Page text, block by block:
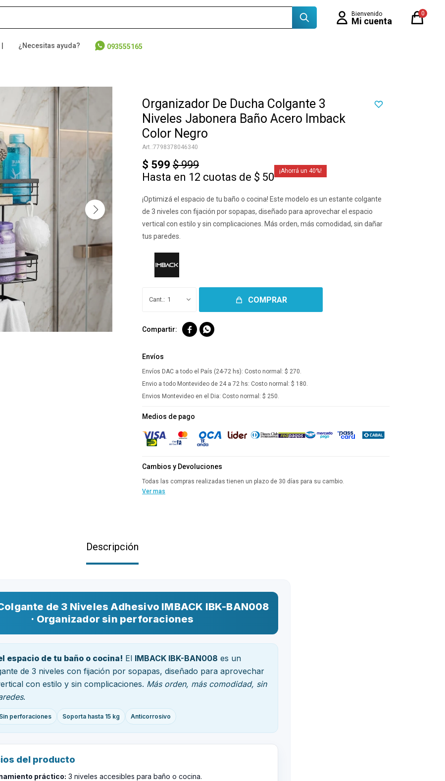
¿Necesitas ayuda? 093555165
0
Organizador De Ducha Colgante 3
Niveles Jabonera Baño Acero Imback
Color Negro
7798378046340
$ 599 $ 999
Hasta en 12 cuotas de $ 50
40
¡Optimizá el espacio de tu baño o cocina! Este modelo es un estante colgante
de 3 niveles con fijación por sopapas, diseñado para aprovechar el espacio
vertical con estilo y sin complicaciones. Más orden, más comodidad, sin dañar
tus paredes.
1 COMPRAR
 
Envíos
Envíos DAC a todo el País (24-72 hs): Costo normal: $ 270.
Envio a todo Montevideo de 24 a 72 hs: Costo normal: $ 180.
Envios Montevideo en el Dia: Costo normal: $ 250.
Medios de pago
Cambios y Devoluciones
Todas las compras realizadas tienen un plazo de 30 días para su cambio.
Ver mas
Descripción
de 3 Niveles Adhesivo IMBACK IBK-BAN008
· Organizador sin perforaciones
espacio de tu baño o cocina! El IMBACK IBK-BAN008 es un
de 3 niveles con fijación por sopapas, diseñado para aprovechar
con estilo y sin complicaciones. Más orden, más comodidad, sin
.
Sin perforaciones Soporta hasta 15 kg Anticorrosivo
del producto
práctico: 3 niveles accesibles para baño o cocina.